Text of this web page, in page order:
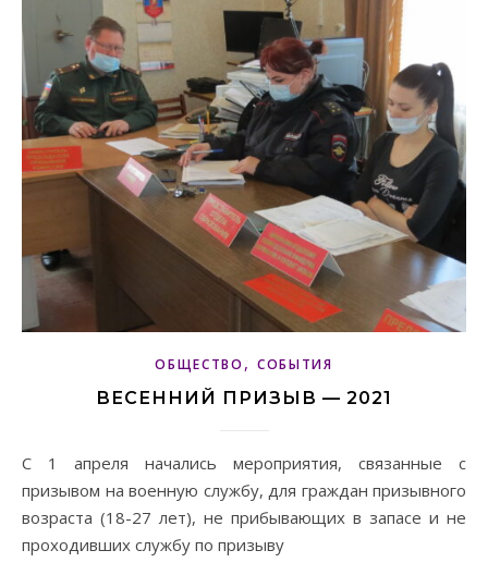
ОБЩЕСТВО , СОБЫТИЯ
ВЕСЕННИЙ ПРИЗЫВ — 2021
С 1 апреля начались мероприятия, связанные с
призывом на военную службу, для граждан призывного
возраста (18-27 лет), не прибывающих в запасе и не
проходивших службу по призыву